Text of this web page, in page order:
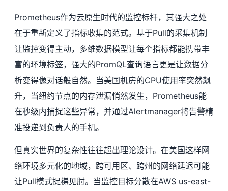
Prometheus作为云原生时代的监控标杆，其强大之处
在于重新定义了指标收集的范式。基于Pull的采集机制
让监控变得主动，多维数据模型让每个指标都能携带丰
富的环境标签，强大的PromQL查询语言更是让数据分
析变得像对话般自然。当美国机房的CPU使用率突然飙
升，当纽约节点的内存泄漏悄然发生，Prometheus能
在秒级内捕捉这些异常，并通过Alertmanager将告警精
准投递到负责人的手机。
但真实世界的复杂性往往超出理论设计。在美国这样网
络环境多元化的地域，跨可用区、跨州的网络延迟可能
让Pull模式捉襟见肘。当监控目标分散在AWS us-east-